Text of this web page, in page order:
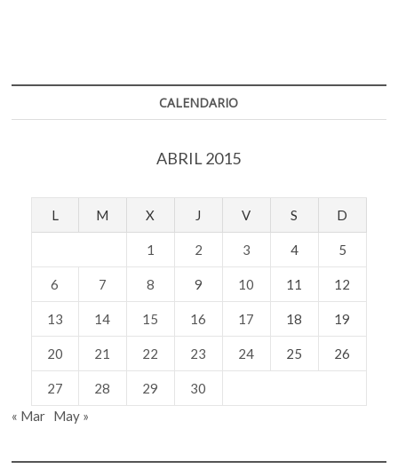
CALENDARIO
ABRIL 2015
L M X J V S D
1 2 3 4 5
6 7 8 9 10 11 12
13 14 15 16 17 18 19
20 21 22 23 24 25 26
27 28 29
30
« Mar May »